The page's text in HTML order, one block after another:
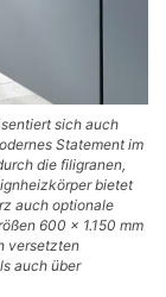
sich auch
Statement im
die filigranen,
bietet
auch optionale
600 × 1.150 mm
versetzten
auch über